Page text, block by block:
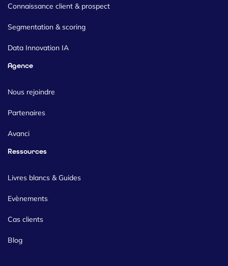
Connaissance client & prospect
Segmentation & scoring
Data Innovation IA
Agence
Nous rejoindre
Partenaires
Avanci
Ressources
Livres blancs & Guides
Evènements
Cas clients
Blog